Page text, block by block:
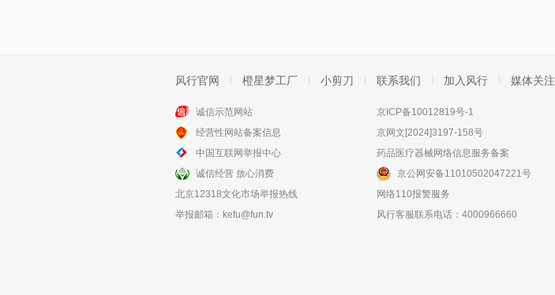
风行官网 橙星梦工厂 小剪刀 联系我们 加入风行 媒体关注
诚信示范网站
经营性网站备案信息
中国互联网举报中心
诚信经营 放心消费
北京12318文化市场举报热线
举报邮箱： kefu@fun.tv
京ICP备10012819号-1
京网文[2024]3197-158号
药品医疗器械网络信息服务备案
京公网安备11010502047221号
网络110报警服务
风行客服联系电话：4000966660